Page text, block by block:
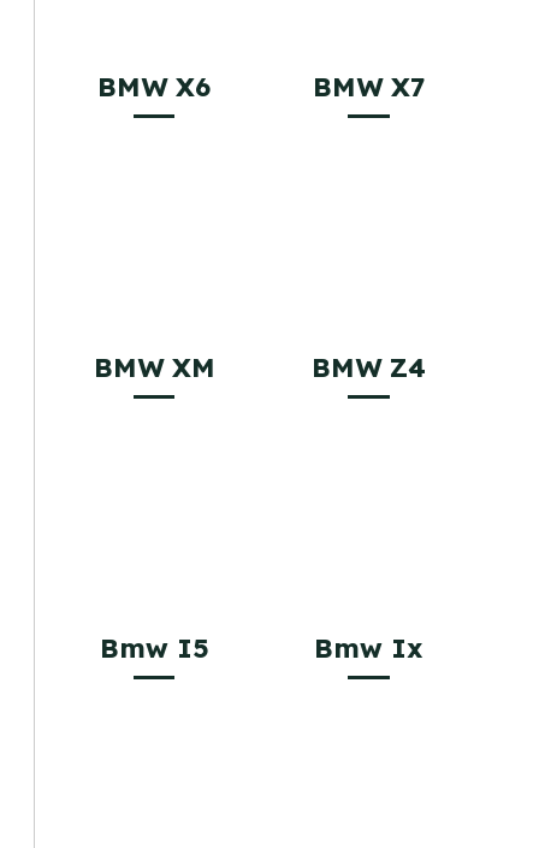
BMW X6 BMW X7
BMW XM BMW Z4
Bmw I5 Bmw Ix